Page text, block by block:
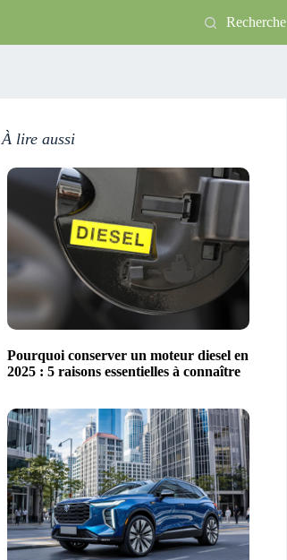
Recherche
À lire aussi
Pourquoi conserver un moteur diesel en
2025 : 5 raisons essentielles à connaître